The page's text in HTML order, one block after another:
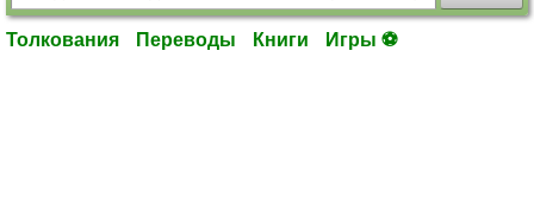
Толкования Переводы Книги Игры ⚽